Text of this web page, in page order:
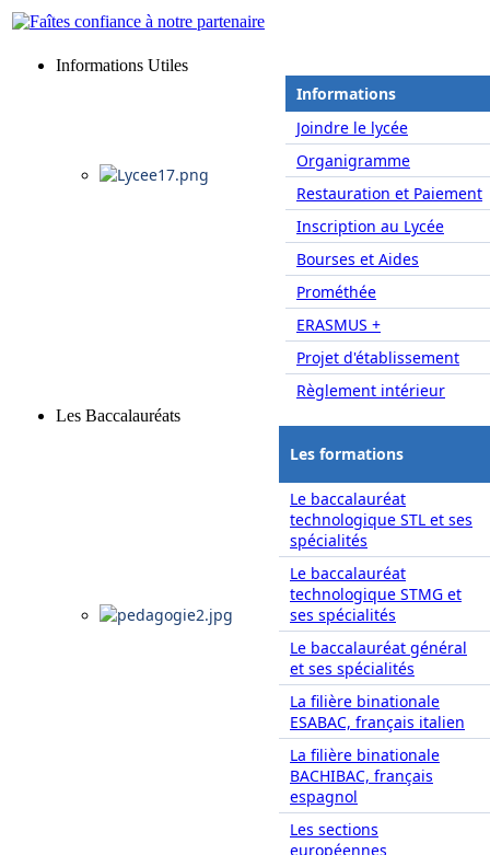
Informations Utiles
Informations
Joindre le lycée
Organigramme
Restauration et Paiement
Inscription au Lycée
Bourses et Aides
Prométhée
ERASMUS +
Projet d'établissement
Règlement intérieur
Les Baccalauréats
Les formations
Le baccalauréat
technologique STL et ses
spécialités
Le baccalauréat
technologique STMG et
ses spécialités
Le baccalauréat général
et ses spécialités
La filière binationale
ESABAC, français italien
La filière binationale
BACHIBAC, français
espagnol
Les sections
européennes